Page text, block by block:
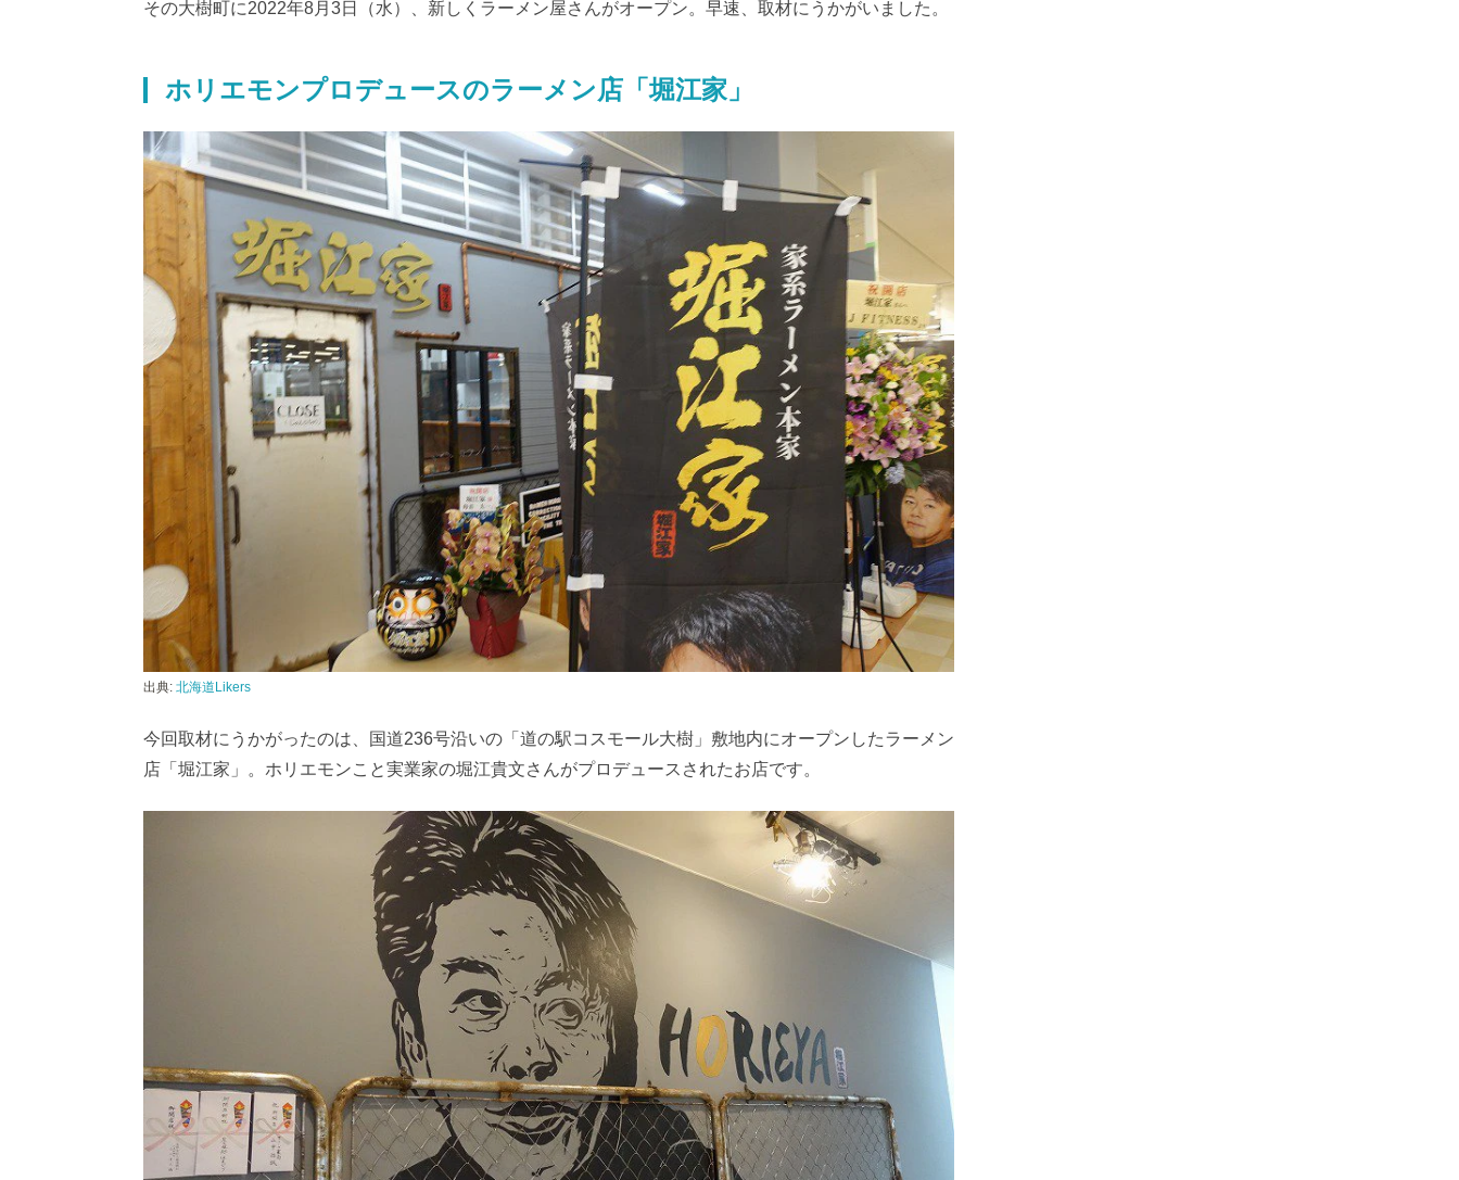
その大樹町に2022年8月3日（水）、新しくラーメン屋さんがオープン。早速、取材にうかがいました。
ホリエモンプロデュースのラーメン店「堀江家」
出典: 北海道Likers
今回取材にうかがったのは、国道236号沿いの「道の駅コスモール大樹」敷地内にオープンしたラーメン
店「堀江家」。ホリエモンこと実業家の堀江貴文さんがプロデュースされたお店です。